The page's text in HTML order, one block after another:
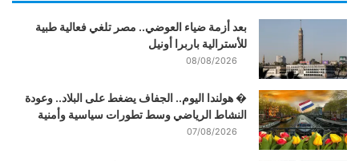
بعد أزمة ضياء العوضي.. مصر تلغي فعالية طبية
للأسترالية باربرا أونيل
08/08/2026
� هولندا اليوم.. الجفاف يضغط على البلاد.. وعودة
النشاط الرياضي وسط تطورات سياسية وأمنية
07/08/2026